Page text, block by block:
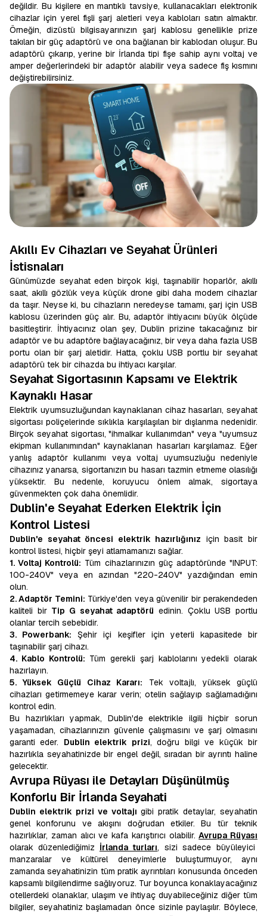
değildir. Bu kişilere en mantıklı tavsiye, kullanacakları elektronik
cihazlar için yerel fişli şarj aletleri veya kabloları satın almaktır.
Örneğin, dizüstü bilgisayarınızın şarj kablosu genellikle prize
takılan bir güç adaptörü ve ona bağlanan bir kablodan oluşur. Bu
adaptörü çıkarıp, yerine bir İrlanda tipi fişe sahip aynı voltaj ve
amper değerlerindeki bir adaptör alabilir veya sadece fiş kısmını
değiştirebilirsiniz.
Akıllı Ev Cihazları ve Seyahat Ürünleri
İstisnaları
Günümüzde seyahat eden birçok kişi, taşınabilir hoparlör, akıllı
saat, akıllı gözlük veya küçük drone gibi daha modern cihazlar
da taşır. Neyse ki, bu cihazların neredeyse tamamı, şarj için USB
kablosu üzerinden güç alır. Bu, adaptör ihtiyacını büyük ölçüde
basitleştirir. İhtiyacınız olan şey, Dublin prizine takacağınız bir
adaptör ve bu adaptöre bağlayacağınız, bir veya daha fazla USB
portu olan bir şarj aletidir. Hatta, çoklu USB portlu bir seyahat
adaptörü tek bir cihazda bu ihtiyacı karşılar.
Seyahat Sigortasının Kapsamı ve Elektrik
Kaynaklı Hasar
Elektrik uyumsuzluğundan kaynaklanan cihaz hasarları, seyahat
sigortası poliçelerinde sıklıkla karşılaşılan bir dışlanma nedenidir.
Birçok seyahat sigortası, "ihmalkar kullanımdan" veya "uyumsuz
ekipman kullanımından" kaynaklanan hasarları karşılamaz. Eğer
yanlış adaptör kullanımı veya voltaj uyumsuzluğu nedeniyle
cihazınız yanarsa, sigortanızın bu hasarı tazmin etmeme olasılığı
yüksektir. Bu nedenle, koruyucu önlem almak, sigortaya
güvenmekten çok daha önemlidir.
Dublin'e Seyahat Ederken Elektrik İçin
Kontrol Listesi
Dublin'e seyahat öncesi elektrik hazırlığınız için basit bir
kontrol listesi, hiçbir şeyi atlamamanızı sağlar.
1. Voltaj Kontrolü: Tüm cihazlarınızın güç adaptöründe "INPUT:
100-240V" veya en azından "220-240V" yazdığından emin
olun.
2. Adaptör Temini: Türkiye'den veya güvenilir bir perakendeden
kaliteli bir Tip G seyahat adaptörü edinin. Çoklu USB portlu
olanlar tercih sebebidir.
3. Powerbank: Şehir içi keşifler için yeterli kapasitede bir
taşınabilir şarj cihazı.
4. Kablo Kontrolü: Tüm gerekli şarj kablolarını yedekli olarak
hazırlayın.
5. Yüksek Güçlü Cihaz Kararı: Tek voltajlı, yüksek güçlü
cihazları getirmemeye karar verin; otelin sağlayıp sağlamadığını
kontrol edin.
Bu hazırlıkları yapmak, Dublin'de elektrikle ilgili hiçbir sorun
yaşamadan, cihazlarınızın güvenle çalışmasını ve şarj olmasını
garanti eder. Dublin elektrik prizi, doğru bilgi ve küçük bir
hazırlıkla seyahatinizde bir engel değil, sıradan bir ayrıntı haline
gelecektir.
Avrupa Rüyası ile Detayları Düşünülmüş
Konforlu Bir İrlanda Seyahati
Dublin elektrik prizi ve voltajı gibi pratik detaylar, seyahatin
genel konforunu ve akışını doğrudan etkiler. Bu tür teknik
hazırlıklar, zaman alıcı ve kafa karıştırıcı olabilir.Avrupa Rüyası
olarak düzenlediğimiz İrlanda turları, sizi sadece büyüleyici
manzaralar ve kültürel deneyimlerle buluşturmuyor, aynı
zamanda seyahatinizin tüm pratik ayrıntıları konusunda önceden
kapsamlı bilgilendirme sağlıyoruz. Tur boyunca konaklayacağınız
otellerdeki olanaklar, ulaşım ve ihtiyaç duyabileceğiniz diğer tüm
bilgiler, seyahatiniz başlamadan önce sizinle paylaşılır. Böylece,